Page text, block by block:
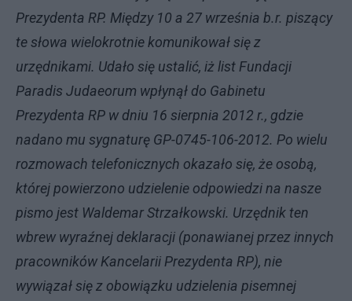
Prezydenta RP. Między 10 a 27 września b.r. piszący
te słowa wielokrotnie komunikował się z
urzędnikami. Udało się ustalić, iż list Fundacji
Paradis Judaeorum wpłynął do Gabinetu
Prezydenta RP w dniu 16 sierpnia 2012 r., gdzie
nadano mu sygnaturę GP-0745-106-2012. Po wielu
rozmowach telefonicznych okazało się, że osobą,
której powierzono udzielenie odpowiedzi na nasze
pismo jest Waldemar Strzałkowski. Urzędnik ten
wbrew wyraźnej deklaracji (ponawianej przez innych
pracowników Kancelarii Prezydenta RP), nie
wywiązał się z obowiązku udzielenia pisemnej